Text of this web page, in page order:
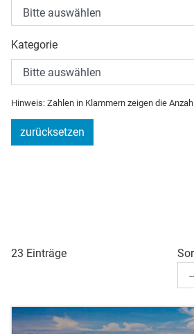
Kategorie
Hinweis: Zahlen in Klammern zeigen die
zurücksetzen
23 Einträge